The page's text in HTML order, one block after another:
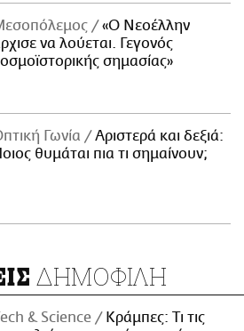
«Ο Νεοέλλην
να λούεται. Γεγονός
σημασίας»
Γωνία
Αριστερά και δεξιά:
θυμάται πια τι σημαίνουν;
ΔΗΜΟΦΙΛΗ
& Science
Κράμπες: Τι τις